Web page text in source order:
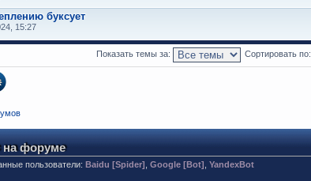
буксует
15:27
Показать темы за: Сортировать по:
на форуме
пользователи: Baidu [Spider] Google [Bot] YandexBot